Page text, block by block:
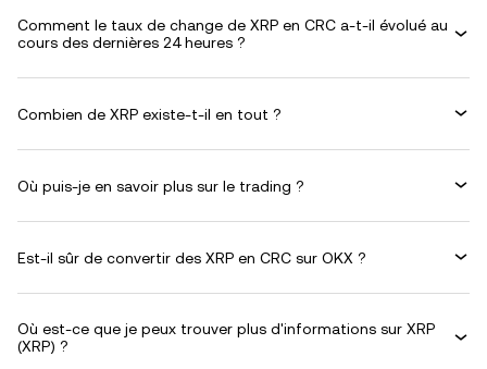
Comment le taux de change de XRP en CRC a-t-il évolué au
cours des dernières 24 heures ?
Combien de XRP existe-t-il en tout ?
Où puis-je en savoir plus sur le trading ?
Est-il sûr de convertir des XRP en CRC sur OKX ?
Où est-ce que je peux trouver plus d'informations sur XRP
(XRP) ?